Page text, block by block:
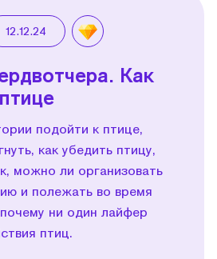
12.12.24
Как
подойти к птице,
как убедить птицу,
можно ли организовать
и полежать во время
ни один лайфер
птиц.